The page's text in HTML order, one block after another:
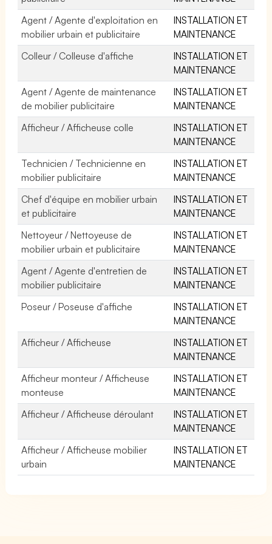
Agent / Agente d'exploitation en
mobilier urbain et publicitaire
INSTALLATION ET
MAINTENANCE
Colleur / Colleuse d'affiche
INSTALLATION ET
MAINTENANCE
Agent / Agente de maintenance
de mobilier publicitaire
INSTALLATION ET
MAINTENANCE
Afficheur / Afficheuse colle
INSTALLATION ET
MAINTENANCE
Technicien / Technicienne en
mobilier publicitaire
INSTALLATION ET
MAINTENANCE
Chef d'équipe en mobilier urbain
et publicitaire
INSTALLATION ET
MAINTENANCE
Nettoyeur / Nettoyeuse de
mobilier urbain et publicitaire
INSTALLATION ET
MAINTENANCE
Agent / Agente d'entretien de
mobilier publicitaire
INSTALLATION ET
MAINTENANCE
Poseur / Poseuse d'affiche
INSTALLATION ET
MAINTENANCE
Afficheur / Afficheuse
INSTALLATION ET
MAINTENANCE
Afficheur monteur / Afficheuse
monteuse
INSTALLATION ET
MAINTENANCE
Afficheur / Afficheuse déroulant
INSTALLATION ET
MAINTENANCE
Afficheur / Afficheuse mobilier
urbain
INSTALLATION ET
MAINTENANCE